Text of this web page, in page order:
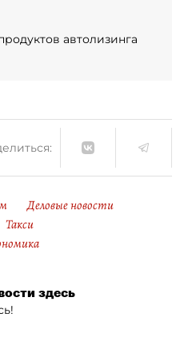
автолизинга
Деловые новости
Такси
здесь